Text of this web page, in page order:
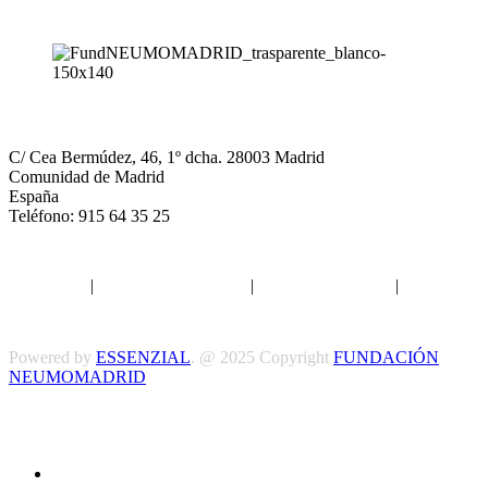
C/ Cea Bermúdez, 46, 1º dcha. 28003 Madrid
Comunidad de Madrid
España
Teléfono: 915 64 35 25
| | |
Powered by ESSENZIAL. @ 2025 Copyright FUNDACIÓN
NEUMOMADRID